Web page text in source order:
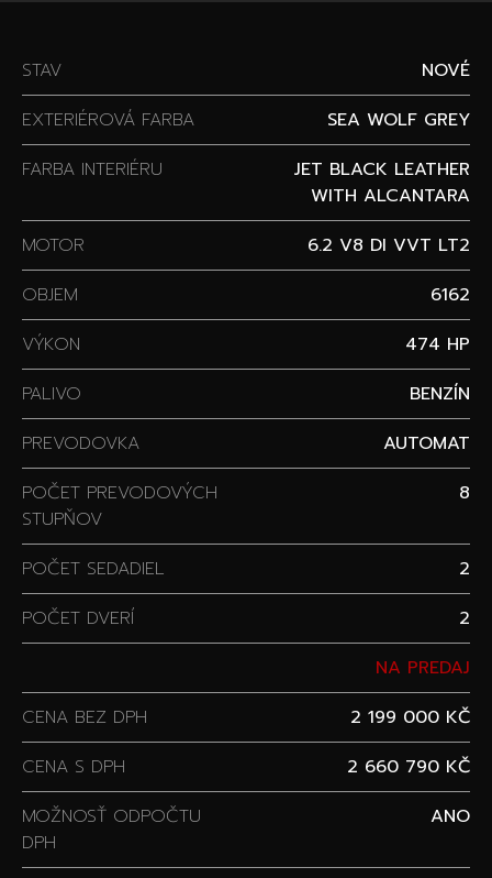
STAV
NOVÉ
EXTERIÉROVÁ FARBA
SEA WOLF GREY
FARBA INTERIÉRU
JET BLACK LEATHER
WITH ALCANTARA
MOTOR
6.2 V8 DI VVT LT2
OBJEM
6162
VÝKON
474 HP
PALIVO
BENZÍN
PREVODOVKA
AUTOMAT
POČET PREVODOVÝCH
STUPŇOV
8
POČET SEDADIEL
2
POČET DVERÍ
2
NA PREDAJ
CENA BEZ DPH
2 199 000 KČ
CENA S DPH
2 660 790 KČ
MOŽNOSŤ ODPOČTU
DPH
ANO